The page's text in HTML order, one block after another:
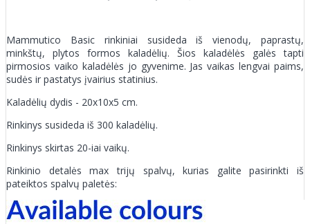
Mammutico Basic rinkiniai susideda iš vienodų, paprastų,
minkštų, plytos formos kaladėlių. Šios kaladėlės galės tapti
pirmosios vaiko kaladėlės jo gyvenime. Jas vaikas lengvai paims,
sudės ir pastatys įvairius statinius.
Kaladėlių dydis - 20x10x5 cm.
Rinkinys susideda iš 300 kaladėlių.
Rinkinys skirtas 20-iai vaikų.
Rinkinio detalės max trijų spalvų, kurias galite pasirinkti iš
pateiktos spalvų paletės: